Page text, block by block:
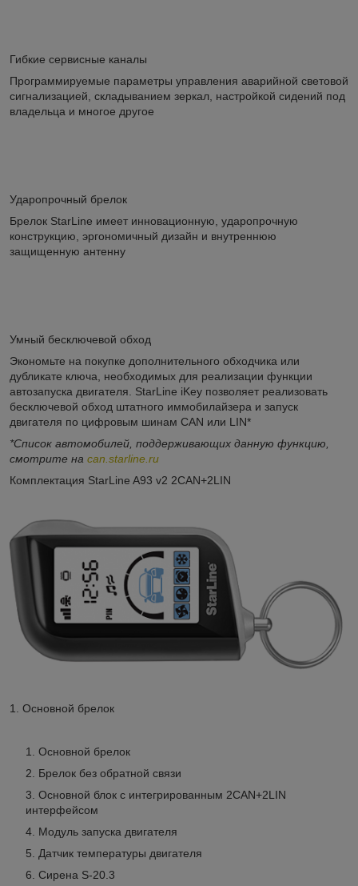
Гибкие сервисные каналы
Программируемые параметры управления аварийной световой
сигнализацией, складыванием зеркал, настройкой сидений под
владельца и многое другое
Ударопрочный брелок
Брелок StarLine имеет инновационную, ударопрочную
конструкцию, эргономичный дизайн и внутреннюю
защищенную антенну
Умный бесключевой обход
Экономьте на покупке дополнительного обходчика или
дубликате ключа, необходимых для реализации функции
автозапуска двигателя. StarLine iKey позволяет реализовать
бесключевой обход штатного иммобилайзера и запуск
двигателя по цифровым шинам CAN или LIN*
*Список автомобилей, поддерживающих данную функцию,
смотрите на can.starline.ru
Комплектация StarLine A93 v2 2CAN+2LIN
1. Основной брелок
Основной брелок
Брелок без обратной связи
Основной блок с интегрированным 2CAN+2LIN
интерфейсом
Модуль запуска двигателя
Датчик температуры двигателя
Сирена S-20.3